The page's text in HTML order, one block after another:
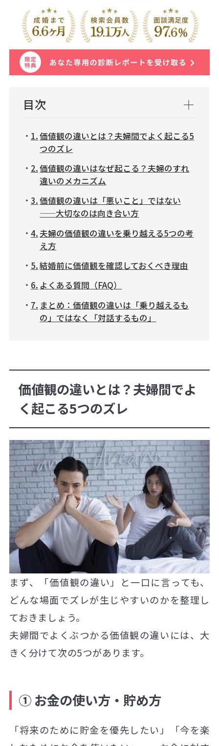
目次
価値観の違いとは？夫婦間でよく起こる5
つのズレ
価値観の違いはなぜ起こる？夫婦のすれ
違いのメカニズム
価値観の違いは「悪いこと」ではない
——大切なのは向き合い方
夫婦の価値観の違いを乗り越える5つの考
え方
結婚前に価値観を確認しておくべき理由
よくある質問（FAQ）
まとめ：価値観の違いは「乗り越えるも
の」ではなく「対話するもの」
価値観の違いとは？夫婦間でよ
く起こる5つのズレ
まず、「価値観の違い」と一口に言っても、
どんな場面でズレが生じやすいのかを整理し
ておきましょう。
夫婦間でよくぶつかる価値観の違いには、大
きく分けて次の5つがあります。
① お金の使い方・貯め方
「将来のために貯金を優先したい」「今を楽